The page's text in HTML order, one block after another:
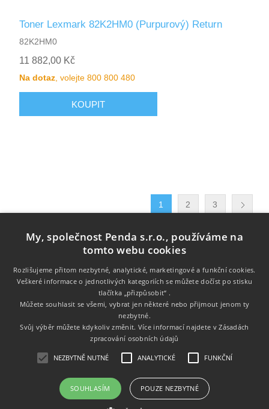
Toner Lexmark 82K2HM0 (Purpurový) Return
82K2HM0
11 882,00 Kč
Na dotaz, volejte 800 800 480
1 2 3
Informace
Zákaznický servis
Copyright © 2026 Tonery.cz. Všechna práva vyhrazena.
My, společnost Penda s.r.o., používáme na
tomto webu cookies
Rozlišujeme přitom nezbytné, analytické, marketingové a funkční cookies.
Veškeré informace o jednotlivých kategoriích se můžete dočíst po stisku
tlačítka „přizpůsobit“ .
Můžete souhlasit se všemi, vybrat jen některé nebo přijmout jenom ty
nezbytné.
Svůj výběr můžete kdykoliv změnit. Více informací najdete vZásadách
zpracování osobních údajů
NEZBYTNĚ NUTNÉ ANALYTICKÉ FUNKČNÍ
SOUHLASÍM POUZE NEZBYTNÉ